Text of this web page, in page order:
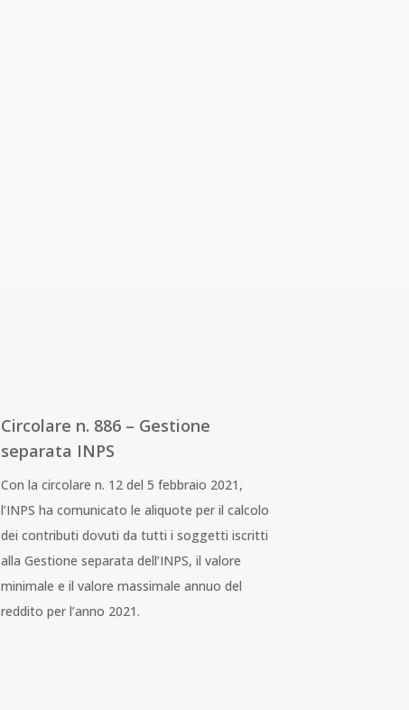
Circolare n. 886 – Gestione
separata INPS
Con la circolare n. 12 del 5 febbraio 2021,
l’INPS ha comunicato le aliquote per il calcolo
dei contributi dovuti da tutti i soggetti iscritti
alla Gestione separata dell’INPS, il valore
minimale e il valore massimale annuo del
reddito per l’anno 2021.